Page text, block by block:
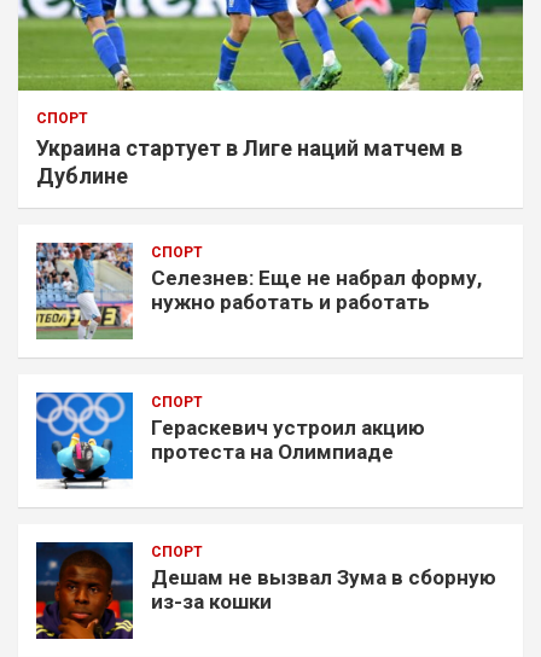
СПОРТ
Украина стартует в Лиге наций матчем в
Дублине
СПОРТ
Селезнев: Еще не набрал форму,
нужно работать и работать
СПОРТ
Гераскевич устроил акцию
протеста на Олимпиаде
СПОРТ
Дешам не вызвал Зума в сборную
из-за кошки